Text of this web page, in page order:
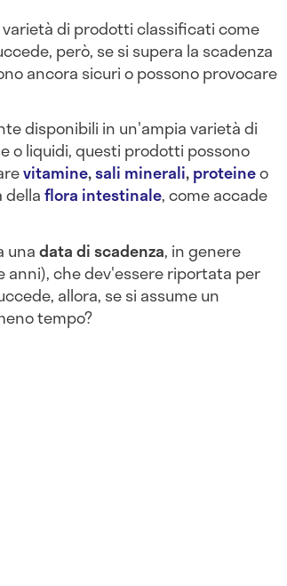
di prodotti classificati come
però, se si supera la scadenza
ancora sicuri o possono provocare
disponibili in un'ampia varietà di
o liquidi, questi prodotti possono
vitamine,sali minerali,proteineo
dellaflora intestinale, come accade
unadata di scadenza, in genere
che dev'essere riportata per
allora, se si assume un
tempo?